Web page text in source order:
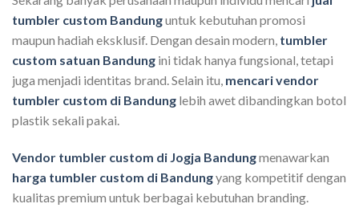
tumbler custom Bandunguntuk kebutuhan promosi
maupun hadiah eksklusif. Dengan desain modern, tumbler
custom satuan Bandung ini tidak hanya fungsional, tetapi
juga menjadi identitas brand. Selain itu, mencari vendor
tumbler custom di Bandung lebih awet dibandingkan botol
plastik sekali pakai.
Vendor tumbler custom di Jogja Bandungmenawarkan
harga tumbler custom di Bandungyang kompetitif dengan
kualitas premium untuk berbagai kebutuhan branding.